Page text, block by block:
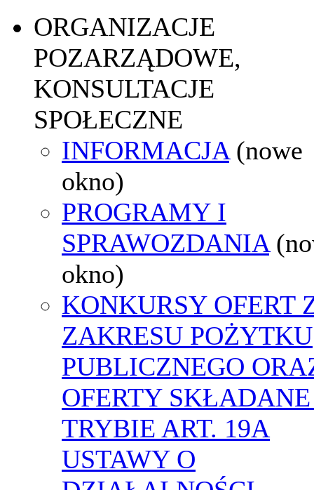
ORGANIZACJE
POZARZĄDOWE,
KONSULTACJE
SPOŁECZNE
INFORMACJA (nowe
okno)
PROGRAMY I
SPRAWOZDANIA
okno)
KONKURSY OFERT
ZAKRESU POŻYTKU
PUBLICZNEGO
OFERTY
TRYBIE ART. 19A
USTAWY O